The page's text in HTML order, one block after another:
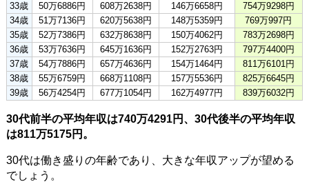
33歳
50万6886円 608万2638円 146万6658円
754万9298円
34歳
51万7136円 620万5638円 148万5359円
769万997円
35歳
52万7386円 632万8638円 150万4062円
783万2698円
36歳
53万7636円 645万1636円 152万2763円
797万4400円
37歳
54万7886円 657万4636円 154万1464円
811万6101円
38歳
55万6759円 668万1108円 157万5536円
825万6645円
39歳
56万4254円 677万1054円 162万4977円 839万6032円
30代前半の平均年収は740万4291円、30代後半の平均年収
は811万5175円。
30代は働き盛りの年齢であり、大きな年収アップが望める
でしょう。